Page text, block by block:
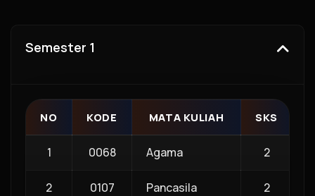
Semester 1
NO KODE MATA KULIAH SKS
1 0068 Agama 2
2 0107 Pancasila 2